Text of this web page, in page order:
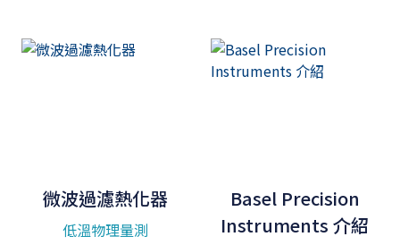
微波過濾熱化器
低溫物理量測
Basel Precision
Instruments 介紹